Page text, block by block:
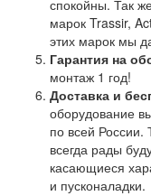
спокойны. Так
марок Trassir,
этих марок мы
Гарантия на
монтаж 1 год!
Доставка и
оборудование
по всей
всегда рады
касающиеся
и пусконаладки.